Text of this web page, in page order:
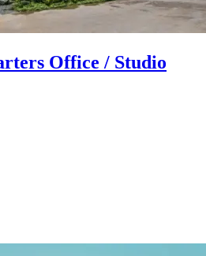
Office / Studio